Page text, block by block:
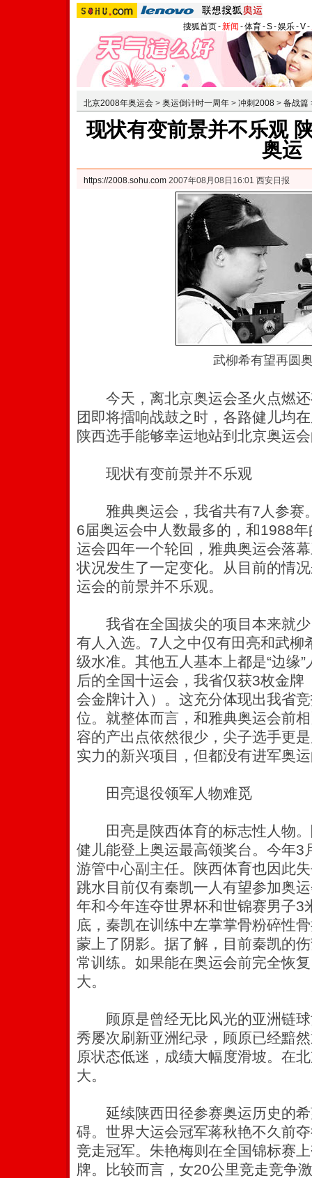
搜狐首页-新闻 -体育-S-娱乐-V-
北京2008年奥运会 > 奥运倒计时一周年 > 冲刺2008 > 备战篇
现状有变前景并不乐观
奥运
https://2008.sohu.com 2007年08月08日16:01 西安日报
武柳希有望再圆
今天，离北京奥运会圣火点燃还
团即将擂响战鼓之时，各路健儿均
陕西选手能够幸运地站到北京奥运
现状有变前景并不乐观
雅典奥运会，我省共有7人参赛
6届奥运会中人数最多的，和1988
运会四年一个轮回，雅典奥运会落
状况发生了一定变化。从目前的情
运会的前景并不乐观。
我省在全国拔尖的项目本来就少
有人入选。7人之中仅有田亮和武柳
级水准。其他五人基本上都是“边缘
后的全国十运会，我省仅获3枚金
会金牌计入）。这充分体现出我省
位。就整体而言，和雅典奥运会前
容的产出点依然很少，尖子选手更
实力的新兴项目，但都没有进军奥
田亮退役领军人物难觅
田亮是陕西体育的标志性人物。
健儿能登上奥运最高领奖台。今年3
游管中心副主任。陕西体育也因此
跳水目前仅有秦凯一人有望参加奥
年和今年连夺世界杯和世锦赛男子3
底，秦凯在训练中左掌掌骨粉碎性
蒙上了阴影。据了解，目前秦凯的
常训练。如果能在奥运会前完全恢
大。
顾原是曾经无比风光的亚洲链球
秀屡次刷新亚洲纪录，顾原已经黯
原状态低迷，成绩大幅度滑坡。在
大。
延续陕西田径参赛奥运历史的希
碍。世界大运会冠军蒋秋艳不久前
竞走冠军。朱艳梅则在全国锦标赛
牌。比较而言，女20公里竞走竞争